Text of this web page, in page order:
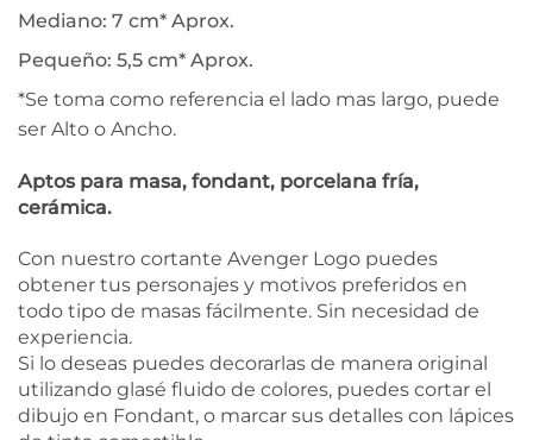
Mediano: 7 cm* Aprox.
Pequeño: 5,5 cm* Aprox.
*Se toma como referencia el lado mas largo, puede
ser Alto o Ancho.
Aptos para masa, fondant, porcelana fría,
cerámica.
Con nuestro cortante Avenger Logo puedes
obtener tus personajes y motivos preferidos en
todo tipo de masas fácilmente. Sin necesidad de
experiencia.
Si lo deseas puedes decorarlas de manera original
utilizando glasé fluido de colores, puedes cortar el
dibujo en Fondant, o marcar sus detalles con lápices